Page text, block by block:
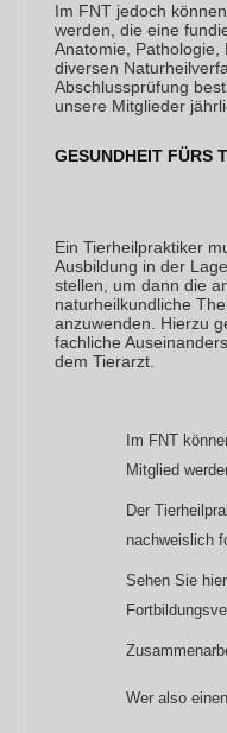
Im FNT jedoch
werden, die eine
Anatomie, Pathologie,
diversen
Abschlussprüfung
unsere Mitglieder
GESUNDHEIT FÜRS
Ein Tierheilpraktiker
Ausbildung in der
stellen, um dann die
naturheilkundliche
anzuwenden. Hierzu
fachliche
dem Tierarzt.
Im FNT
Mitglied
Der
nachweislich
Sehen Sie
Wer also